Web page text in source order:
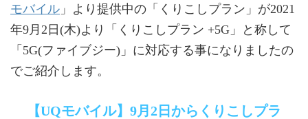
モバイル 」より提供中の「くりこしプラン」が2021
年9月2日(木)より「くりこしプラン +5G」と称して
「5G(ファイブジー)」に対応する事になりましたの
でご紹介します。
【UQモバイル】9月2日からくりこしプラ